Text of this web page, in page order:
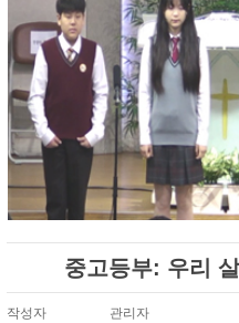
중고등부: 우리
작성자 관리자